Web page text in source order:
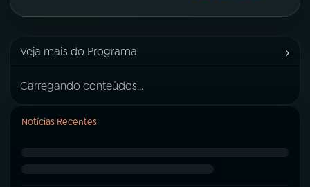
Veja mais do Programa ›
Carregando conteúdos...
Notícias Recentes